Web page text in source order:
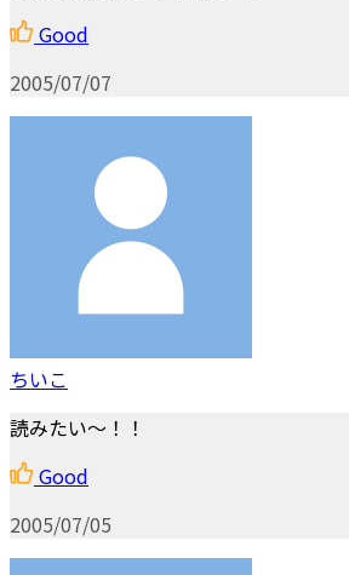
Good
2005/07/07
ちいこ
読みたい～！！
Good
2005/07/05